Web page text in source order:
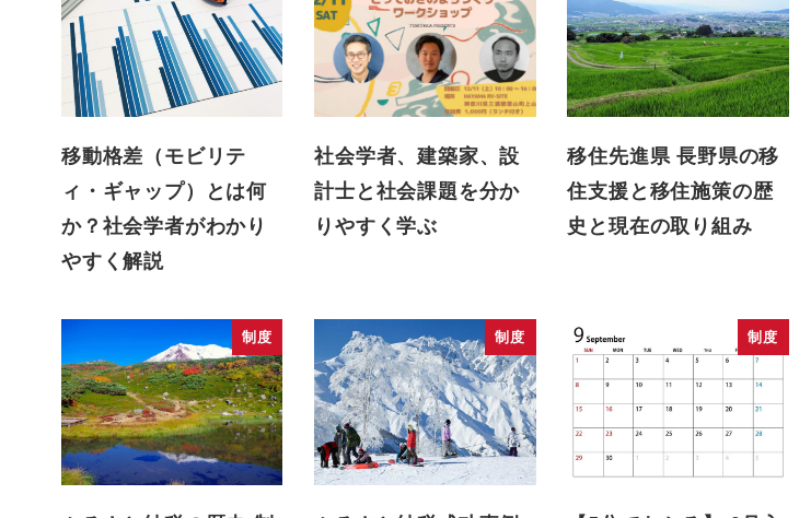
移動格差（モビリテ
ィ・ギャップ）とは何
か？社会学者がわかり
やすく解説
社会学者、建築家、設
計士と社会課題を分か
りやすく学ぶ
移住先進県 長野県の移
住支援と移住施策の歴
史と現在の取り組み
制度 制度 制度